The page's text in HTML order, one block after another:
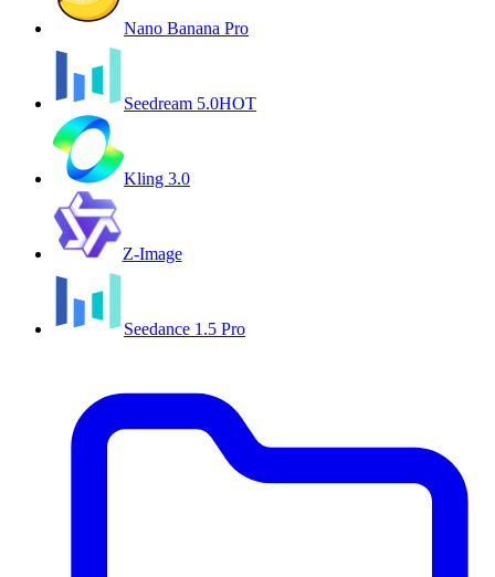
Nano Banana Pro
Seedream 5.0HOT
Kling 3.0
Z-Image
Seedance 1.5 Pro